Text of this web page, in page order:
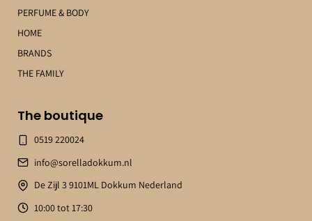
PERFUME & BODY
HOME
BRANDS
THE FAMILY
The boutique
0519 220024
info@sorelladokkum.nl
De Zijl 3 9101ML Dokkum Nederland
10:00 tot 17:30